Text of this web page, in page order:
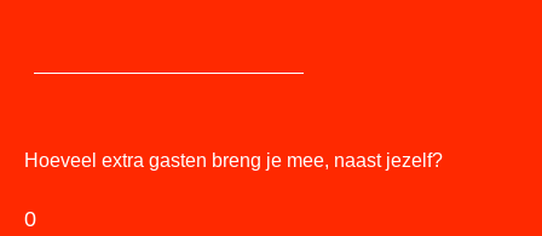
Hoeveel extra gasten breng je mee, naast jezelf?